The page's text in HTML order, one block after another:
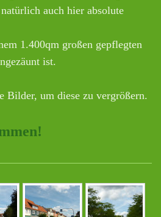
auch hier absolute
1.400qm großen gepflegten
ist.
Bilder, um diese zu vergrößern.